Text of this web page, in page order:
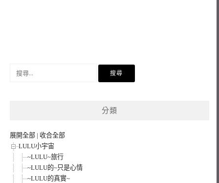
分類
展開全部 | 收合全部
LULU小宇宙
~LULU~旅行
~LULU的~只是心情
~LULU的真實~